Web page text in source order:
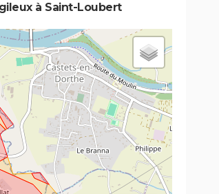
à Saint-Loubert